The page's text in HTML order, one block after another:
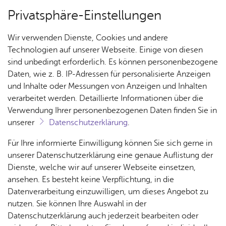
Über­sicht Bür­ger & Stadt
Rat­
haus &
Bür­
ger­
ser­vice
Rat­
häu­ser
Nach­
rich­
ten,
Vi­de­os
& Bil­
der
Me­di­
Jobs
Stel­
len­an­
ge­bo­te
Aus­bil­
dung &
Stu­di­
Bauen
& Um­
welt
Geo­
da­ten
Ge­
sund­
heit &
kum
Ar­chiv
Ter­min spei­chern
Ver­an­stal­tung dru­cken
Vor­le­sen
2014
Frei­tag, 05. De­zem­ber 2014
der Stadt Friedrichshafen für junge Künstlerinnen und
Privatsphäre-Einstellungen
Wir verwenden Dienste, Cookies und andere
Technologien auf unserer Webseite. Einige von diesen
sind unbedingt erforderlich. Es können personenbezogene
Daten, wie z. B. IP-Adressen für personalisierte Anzeigen
und Inhalte oder Messungen von Anzeigen und Inhalten
verarbeitet werden. Detaillierte Informationen über die
Verwendung Ihrer personenbezogenen Daten finden Sie in
unserer
Datenschutzerklärung.
Für Ihre informierte Einwilligung können Sie sich gerne in
unserer Datenschutzerklärung eine genaue Auflistung der
Dienste, welche wir auf unserer Webseite einsetzen,
ansehen. Es besteht keine Verpflichtung, in die
Datenverarbeitung einzuwilligen, um dieses Angebot zu
nutzen. Sie können Ihre Auswahl in der
Datenschutzerklärung auch jederzeit bearbeiten oder